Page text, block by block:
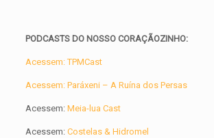
PODCASTS DO NOSSO CORAÇÃOZINHO:
Acessem: TPMCast
Acessem: Paráxeni – A Ruína dos Persas
Acessem: Meia-lua Cast
Acessem:Costelas & Hidromel